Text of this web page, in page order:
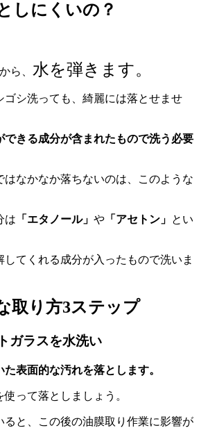
しにくいの？
ら、 水を弾きます。
ゴシ洗っても、綺麗には落とせませ
できる成分が含まれたもので洗う必要
はなかなか落ちないのは、このような
は 「エタノール」 や 「アセトン」 とい
してくれる成分が入ったもので洗いま
取り方3ステップ
ガラスを水洗い
表面的な汚れを落とします。
って落としましょう。
ると、この後の油膜取り作業に影響が